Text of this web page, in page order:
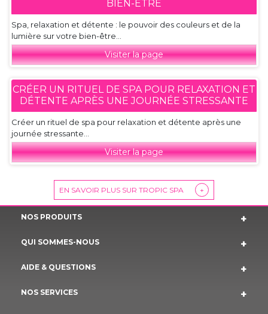
BIEN-ÊTRE
Spa, relaxation et détente : le pouvoir des couleurs et de la
lumière sur votre bien-être...
Visiter la page
CRÉER UN RITUEL DE SPA POUR RELAXATION ET
DÉTENTE APRÈS UNE JOURNÉE STRESSANTE
Créer un rituel de spa pour relaxation et détente après une
journée stressante...
Visiter la page
EN SAVOIR PLUS SUR TROPIC SPA +
NOS PRODUITS
QUI SOMMES-NOUS
AIDE & QUESTIONS
NOS SERVICES